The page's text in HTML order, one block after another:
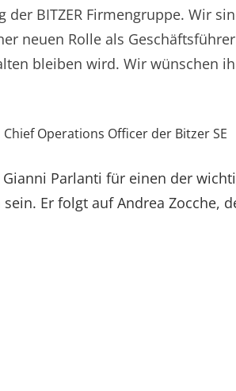
BITZER Firmengruppe. Wir
neuen Rolle als Geschäftsführer
bleiben wird. Wir wünschen
Operations Officer der Bitzer SE
Parlanti für einen der
Er folgt auf Andrea Zocche,